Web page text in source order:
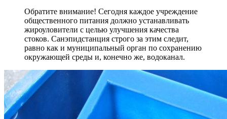
Обратите внимание! Сегодня каждое учреждение
общественного питания должно устанавливать
жироуловители с целью улучшения качества
стоков. Санэпидстанция строго за этим следит,
равно как и муниципальный орган по сохранению
окружающей среды и, конечно же, водоканал.